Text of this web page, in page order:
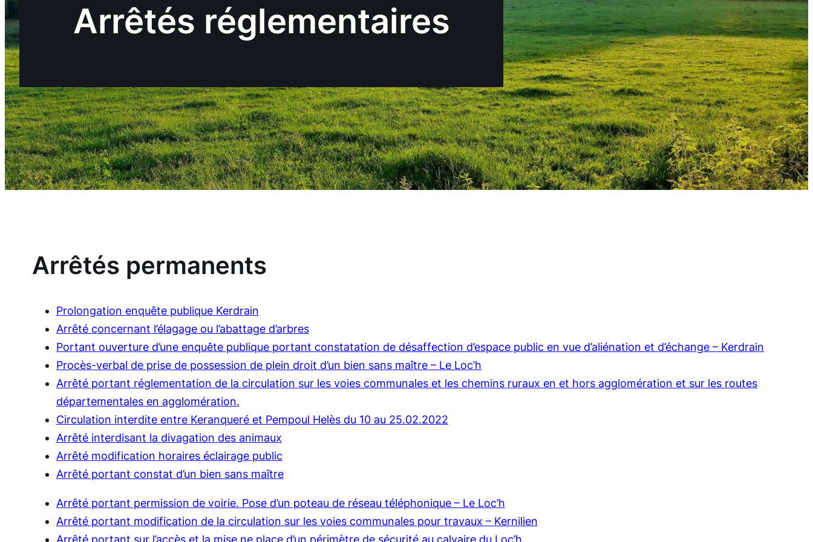
Arrêtés réglementaires
Arrêtés permanents
Prolongation enquête publique Kerdrain
Arrêté concernant l’élagage ou l’abattage d’arbres
Portant ouverture d’une enquête publique portant constatation de désaffection d’espace public en vue d’aliénation et d’échange – Kerdrain
Procès-verbal de prise de possession de plein droit d’un bien sans maître – Le Loc’h
Arrêté portant réglementation de la circulation sur les voies communales et les chemins ruraux en et hors agglomération et sur les routes
départementales en agglomération.
Circulation interdite entre Keranqueré et Pempoul Helès du 10 au 25.02.2022
Arrêté interdisant la divagation des animaux
Arrêté modification horaires éclairage public
Arrêté portant constat d’un bien sans maître
Arrêté portant permission de voirie. Pose d’un poteau de réseau téléphonique – Le Loc’h
Arrêté portant modification de la circulation sur les voies communales pour travaux – Kernilien
Arrêté portant sur l’accès et la mise ne place d’un périmètre de sécurité au calvaire du Loc’h